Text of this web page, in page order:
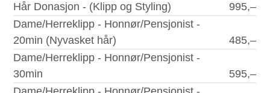
Hår Donasjon - (Klipp og Styling)
995,–
Dame/Herreklipp - Honnør/Pensjonist -
20min (Nyvasket hår)
485,–
Dame/Herreklipp - Honnør/Pensjonist -
30min
595,–